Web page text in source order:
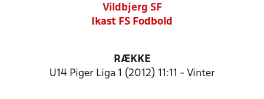
Vildbjerg SF
Ikast FS Fodbold
RÆKKE
U14 Piger Liga 1 (2012) 11:11 - Vinter